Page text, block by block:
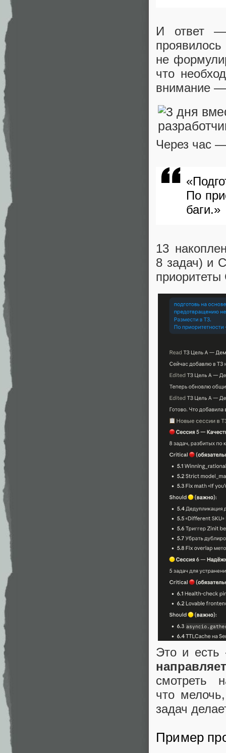
И ответ
не
что
внимание —
Через час
По
баги.»
13
8 задач) и
Это и есть
смотреть
что
задач
Пример